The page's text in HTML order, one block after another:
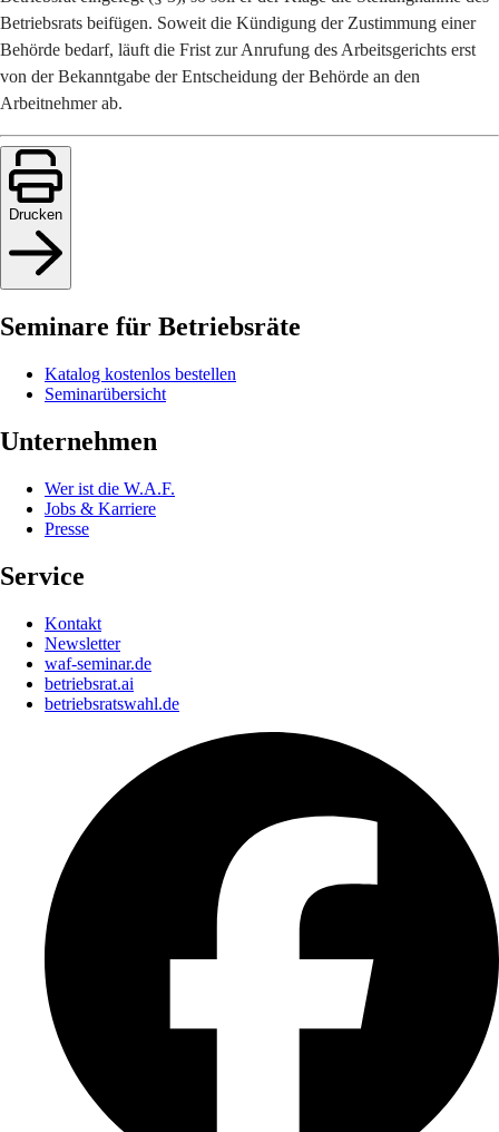
Betriebsrats beifügen. Soweit die Kündigung der Zustimmung einer
Behörde bedarf, läuft die Frist zur Anrufung des Arbeitsgerichts erst
von der Bekanntgabe der Entscheidung der Behörde an den
Arbeitnehmer ab.
Drucken
Seminare für Betriebsräte
Katalog kostenlos bestellen
Seminarübersicht
Unternehmen
Wer ist die W.A.F.
Jobs & Karriere
Presse
Service
Kontakt
Newsletter
waf-seminar.de
betriebsrat.ai
betriebsratswahl.de